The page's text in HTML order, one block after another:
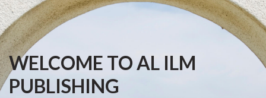
WELCOME TO AL ILM
PUBLISHING